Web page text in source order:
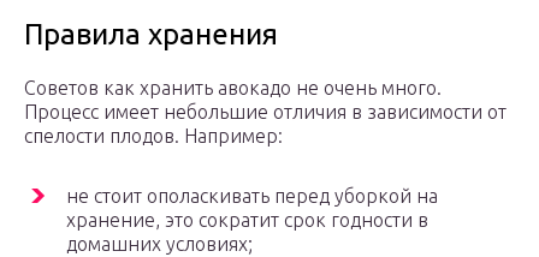
Правила хранения
Советов как хранить авокадо не очень много.
Процесс имеет небольшие отличия в зависимости от
спелости плодов. Например:
не стоит ополаскивать перед уборкой на
хранение, это сократит срок годности в
домашних условиях;